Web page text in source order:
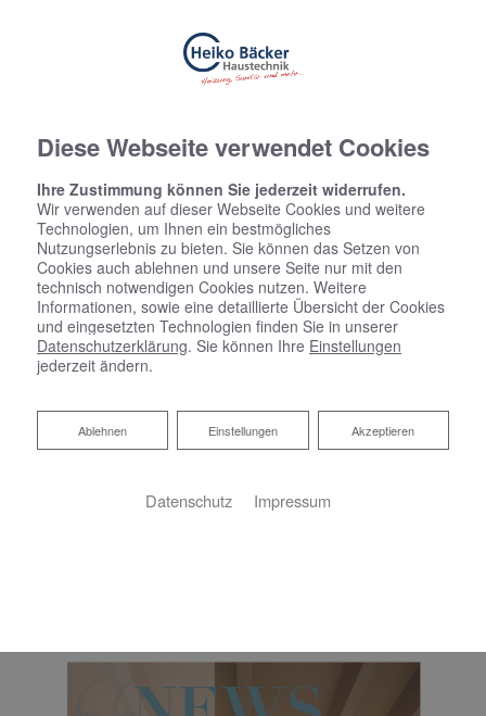
Diese Webseite verwendet Cookies
Ihre Zustimmung können Sie jederzeit widerrufen.
Wir verwenden auf dieser Webseite Cookies und weitere
Technologien, um Ihnen ein bestmögliches
Nutzungserlebnis zu bieten. Sie können das Setzen von
Cookies auch ablehnen und unsere Seite nur mit den
technisch notwendigen Cookies nutzen. Weitere
Informationen, sowie eine detaillierte Übersicht der Cookies
und eingesetzten Technologien finden Sie in unserer
Datenschutzerklärung. Sie können Ihre Einstellungen
jederzeit ändern.
Akzeptieren
Einstellungen
Ablehnen
Ablehnen
Datenschutz Impressum